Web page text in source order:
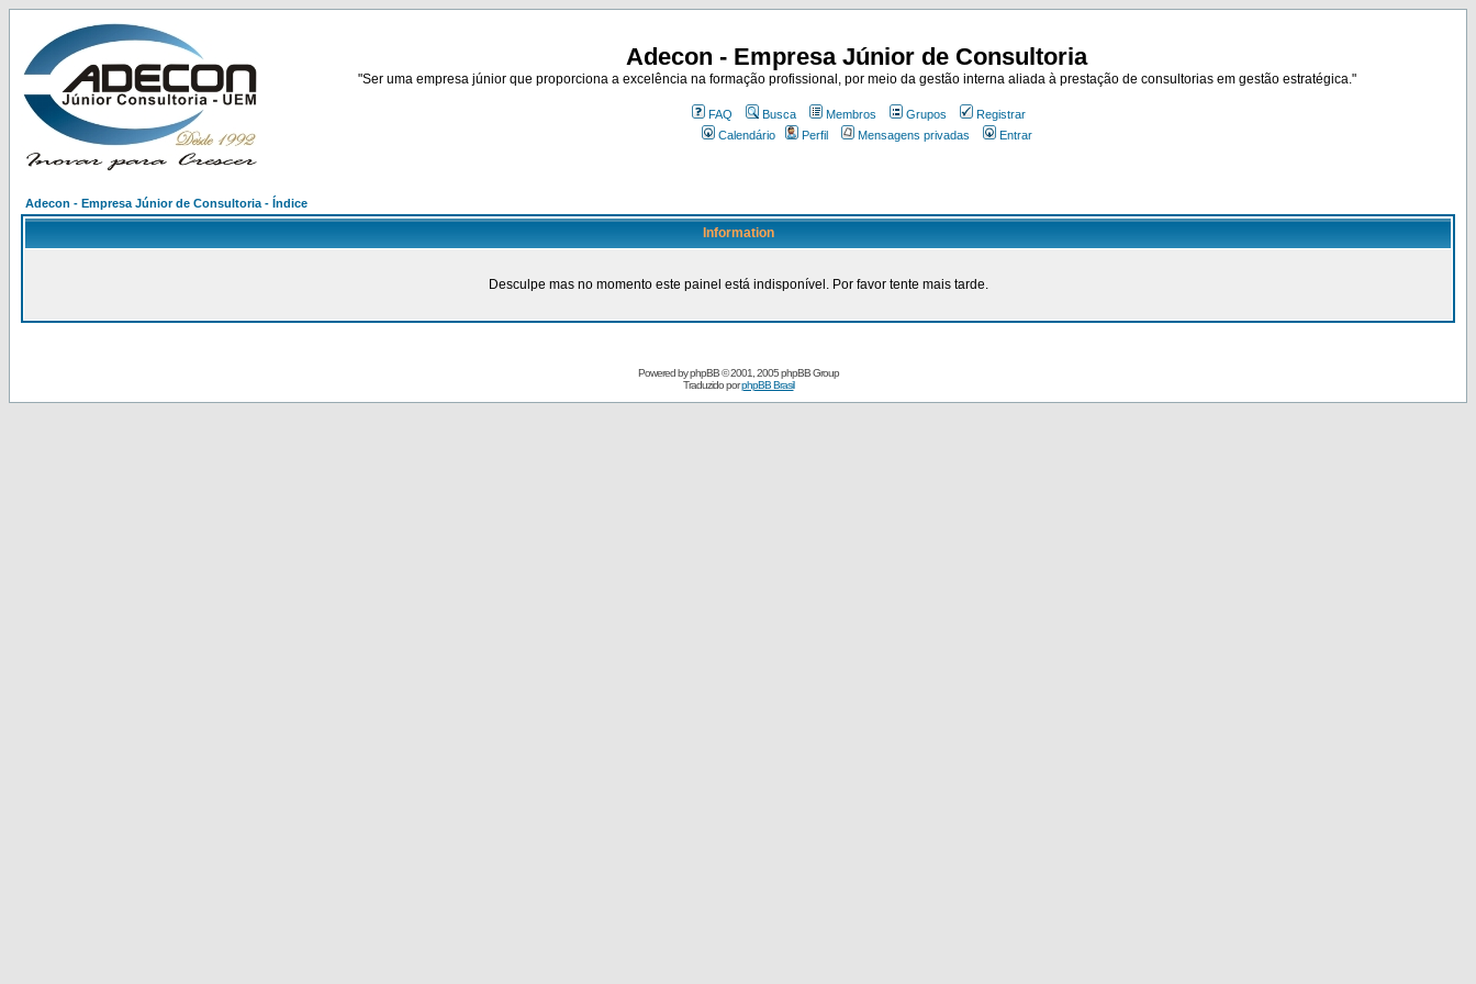
Adecon - Empresa Júnior de Consultoria
"Ser uma empresa júnior que proporciona a excelência na formação profissional, por meio da gestão interna aliada à prestação de consultorias em gestão estratégica."
FAQ Busca Membros Grupos
Registrar
Calendário
Perfil Mensagens privadas Entrar
Adecon - Empresa Júnior de Consultoria - Índice
Information
Desculpe mas no momento este painel está indisponível. Por favor tente mais tarde.
Powered byphpBB© 2001, 2005 phpBB Group
Traduzido porphpBB Brasil